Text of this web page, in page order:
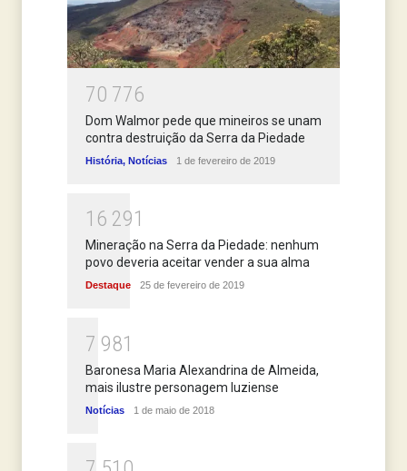
70 776
Dom Walmor pede que mineiros se unam
contra destruição da Serra da Piedade
História, Notícias 1 de fevereiro de 2019
1 6 291
Mineração na Serra da Piedade: nenhum
povo deveria aceitar vender a sua alma
Destaque 25 de fevereiro de 2019
7 981
Baronesa Maria Alexandrina de Almeida,
mais ilustre personagem luziense
Notícias 1 de maio de 2018